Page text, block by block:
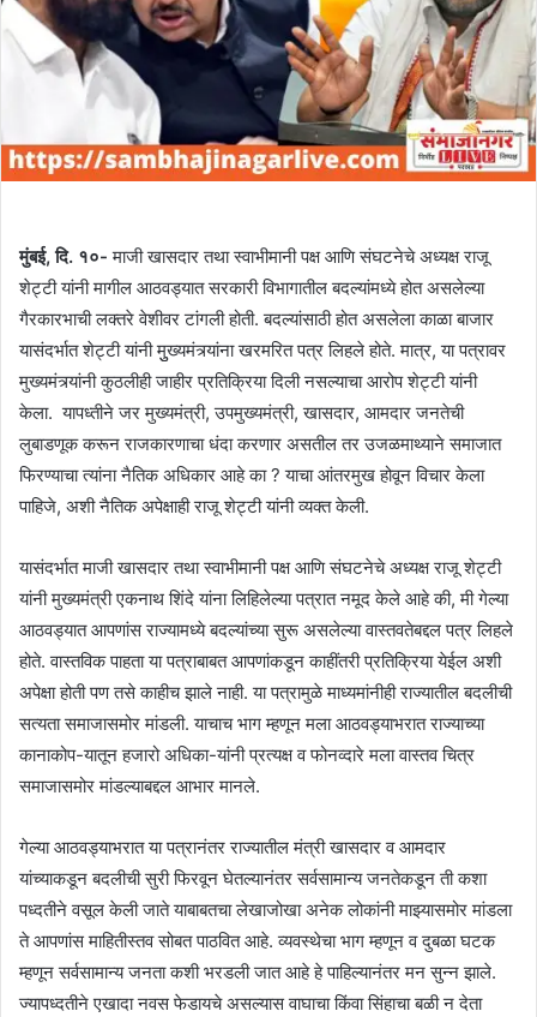
मुंबई, दि. १०- माजी खासदार तथा स्वाभीमानी पक्ष आणि संघटनेचे अध्यक्ष राजू
शेट्टी यांनी मागील आठवड्यात सरकारी विभागातील बदल्यांमध्ये होत असलेल्या
गैरकारभाची लक्तरे वेशीवर टांगली होती. बदल्यांसाठी होत असलेला काळा बाजार
यासंदर्भात शेट्टी यांनी मुुख्यमंत्र्यांना खरमरित पत्र लिहले होते. मात्र, या पत्रावर
मुख्यमंत्र्यांनी कुठलीही जाहीर प्रतिक्रिया दिली नसल्याचा आरोप शेट्टी यांनी
केला. यापध्तीने जर मुख्यमंत्री, उपमुख्यमंत्री, खासदार, आमदार जनतेची
लुबाडणूक करून राजकारणाचा धंदा करणार असतील तर उजळमाथ्याने समाजात
फिरण्याचा त्यांना नैतिक अधिकार आहे का ? याचा आंतरमुख होवून विचार केला
पाहिजे, अशी नैतिक अपेक्षाही राजू शेट्टी यांनी व्यक्त केली.
यासंदर्भात माजी खासदार तथा स्वाभीमानी पक्ष आणि संघटनेचे अध्यक्ष राजू शेट्टी
यांनी मुख्यमंत्री एकनाथ शिंदे यांना लिहिलेल्या पत्रात नमूद केले आहे की, मी गेल्या
आठवड्यात आपणांस राज्यामध्ये बदल्यांच्या सुरू असलेल्या वास्तवतेबद्दल पत्र लिहले
होते. वास्तविक पाहता या पत्राबाबत आपणांकडून काहींतरी प्रतिक्रिया येईल अशी
अपेक्षा होती पण तसे काहीच झाले नाही. या पत्रामुळे माध्यमांनीही राज्यातील बदलीची
सत्यता समाजासमोर मांडली. याचाच भाग म्हणून मला आठवड्याभरात राज्याच्या
कानाकोप-यातून हजारो अधिका-यांनी प्रत्यक्ष व फोनव्दारे मला वास्तव चित्र
समाजासमोर मांडल्याबद्दल आभार मानले.
गेल्या आठवड्याभरात या पत्रानंतर राज्यातील मंत्री खासदार व आमदार
यांच्याकडून बदलीची सुरी फिरवून घेतल्यानंतर सर्वसामान्य जनतेकडून ती कशा
पध्दतीने वसूल केली जाते याबाबतचा लेखाजोखा अनेक लोकांनी माझ्यासमोर मांडला
ते आपणांस माहितीस्तव सोबत पाठवित आहे. व्यवस्थेचा भाग म्हणून व दुबळा घटक
म्हणून सर्वसामान्य जनता कशी भरडली जात आहे हे पाहिल्यानंतर मन सुन्न झाले.
ज्यापध्दतीने एखादा नवस फेडायचे असल्यास वाघाचा किंवा सिंहाचा बळी न देता